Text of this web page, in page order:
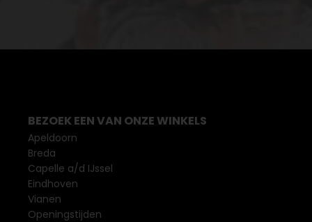
BEZOEK EEN VAN ONZE WINKELS
Apeldoorn
Breda
Capelle a/d IJssel
Eindhoven
Vianen
Openingstijden